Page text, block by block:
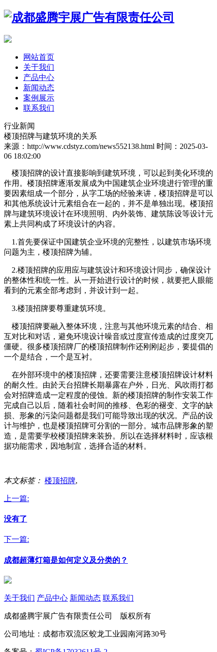
网站首页
关于我们
产品中心
新闻动态
案例展示
联系我们
行业新闻
楼顶招牌与建筑环境的关系
来源：http://www.cdstyz.com/news552138.html 时间：2025-03-
06 18:02:00
楼顶招牌的设计直接影响到建筑环境，可以起到美化环境的
作用。楼顶招牌逐渐发展成为中国建筑企业环境进行管理的重
要因素组成一个部分，从字工场的经验来讲，楼顶招牌是可以
和其他系统设计元素组合在一起的，并不是单独出现。楼顶招
牌与建筑环境设计在环境照明、内外装饰、建筑陈设等设计元
素上共同构成了环境设计的内容。
1.首先要保证中国建筑企业环境的完整性，以建筑市场环境
问题为主，楼顶招牌为辅。
2.楼顶招牌的应用应与建筑设计和环境设计同步，确保设计
的整体性和统一性。从一开始进行设计的时候，就要把人眼能
看到的元素全部考虑到，并设计到一起。
3.楼顶招牌要尊重建筑环境。
楼顶招牌要融入整体环境，注意与其他环境元素的结合、相
互对比和对话，避免环境设计噪音或过度宣传造成的过度突兀
僵硬。很多楼顶招牌厂的楼顶招牌制作还刚刚起步，要提倡的
一个是结合，一个是互衬。
在外部环境中的楼顶招牌，还要需要注意楼顶招牌设计材料
的耐久性。由於天台招牌长期暴露在户外，日光、风吹雨打都
会对招牌造成一定程度的侵蚀。新的楼顶招牌的制作安装工作
完成自己以后，随着社会时间的推移、色彩的褪变、文字的缺
损、形象的污染问题都是我们可能导致出现的状况。产品的设
计与维护，也是楼顶招牌可分割的一部分。城市品牌形象的塑
造，是需要学校楼顶招牌来装扮。所以在选择材料时，应该根
据功能需求，因地制宜，选择合适的材料。
本文标签： 楼顶招牌,
上一篇:
没有了
下一篇:
成都超薄灯箱是如何定义及分类的？
关于我们 产品中心 新闻动态 联系我们
成都盛腾宇展广告有限责任公司 版权所有
公司地址：成都市双流区蛟龙工业园南河路30号